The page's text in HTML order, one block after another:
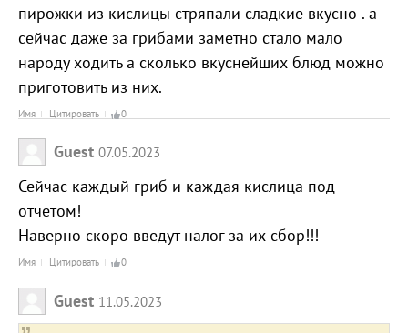
пирожки из кислицы стряпали сладкие вкусно . а
сейчас даже за грибами заметно стало мало
народу ходить а сколько вкуснейших блюд можно
приготовить из них.
Имя Цитировать 0
Guest 07.05.2023
Сейчас каждый гриб и каждая кислица под
отчетом!
Наверно скоро введут налог за их сбор!!!
Имя Цитировать 0
Guest 11.05.2023